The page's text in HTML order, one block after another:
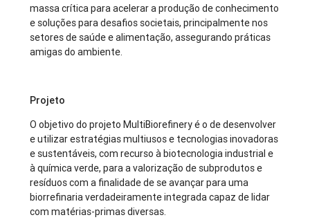
massa crítica para acelerar a produção de conhecimento
e soluções para desafios societais, principalmente nos
setores de saúde e alimentação, assegurando práticas
amigas do ambiente.
Projeto
O objetivo do projeto MultiBiorefinery é o de desenvolver
e utilizar estratégias multiusos e tecnologias inovadoras
e sustentáveis, com recurso à biotecnologia industrial e
à química verde, para a valorização de subprodutos e
resíduos com a finalidade de se avançar para uma
biorrefinaria verdadeiramente integrada capaz de lidar
com matérias-primas diversas.